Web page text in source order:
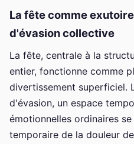
La fête comme
d'évasion collective
La fête, centrale à la
entier, fonctionne comme
divertissement superficiel.
d'évasion, un espace
émotionnelles ordinaires
temporaire de la douleur